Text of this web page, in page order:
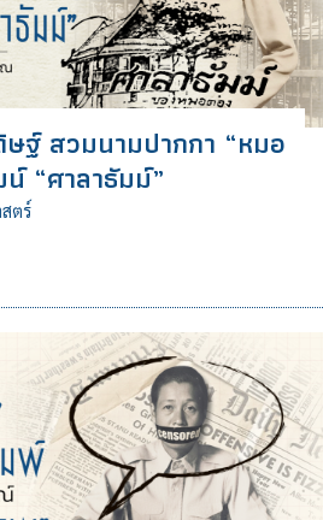
ฐ์ สวมนามปากกา “หมอ
“ศาลาธัมม์”
ตร์